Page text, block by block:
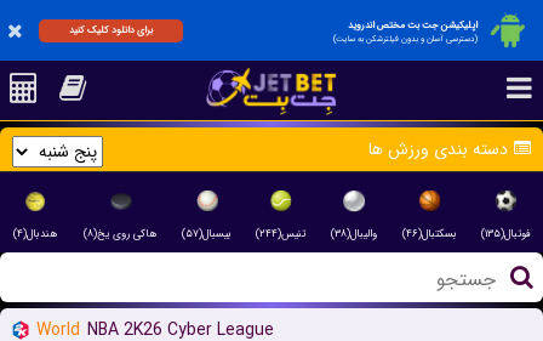
اپلیکیشن جت بت مختص اندروید
(دسترسی آسان و بدون فیلترشکن به سایت)
برای دانلود کلیک کنید
دسته بندی ورزش ها
فوتبال(۱۳۵) بسکتبال(۴۶) والیبال(۳۸) تنیس(۲۴۴) بیسبال(۵۷) هاکی روی یخ(۸) هندبال(۴)
World NBA 2K26 Cyber League